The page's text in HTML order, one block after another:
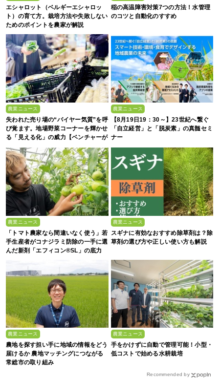
エシャロット（ベルギーエシャロッ
ト）の育て方。栽培方法や失敗しない
ためのポイントを農家が解説
稲の高温障害対策7つの方法！水管理
のコツと自動化のすすめ
農業ニュース
失われた売り場の“バイヤー気質”を呼
び覚ます。地場野菜コーナーを輝かせ
る「見える化」の威力【ベンチャーが
拓く！日本の農の未来 #2】
農業ニュース
【8月19日19：30～】23世紀へ繋ぐ
「自立経営」と「脱炭素」の真髄セミ
ナー
農業ニュース
「トマト農家なら間違いなく使う」若
手生産者がコナジラミ防除の一手に選
んだ新剤「エフィコン®SL」の底力
農業ニュース
スギナに有効なおすすめ除草剤は？除
草剤の選び方や正しい使い方も解説
農業ニュース
農地を探す担い手に地域の情報をどう
届けるか 農地マッチングにつながる
常総市の取り組み
農業ニュース
手をかけずに自動で管理可能！小型・
低コストで始める水耕栽培
Recommended by